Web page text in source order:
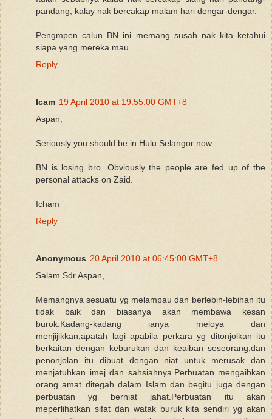
pandang, kalay nak bercakap malam hari dengar-dengar.
Pengmpen calun BN ini memang susah nak kita ketahui
siapa yang mereka mau.
Reply
Icam 19 April 2010 at 19:55:00 GMT+8
Aspan,
Seriously you should be in Hulu Selangor now.
BN is losing bro. Obviously the people are fed up of the
personal attacks on Zaid.
Icham
Reply
Anonymous 20 April 2010 at 06:45:00 GMT+8
Salam Sdr Aspan,
Memangnya sesuatu yg melampau dan berlebih-lebihan itu
tidak baik dan biasanya akan membawa kesan
burok.Kadang-kadang ianya meloya dan
menjijikkan,apatah lagi apabila perkara yg ditonjolkan itu
berkaitan dengan keburukan dan keaiban seseorang,dan
penonjolan itu dibuat dengan niat untuk merusak dan
menjatuhkan imej dan sahsiahnya.Perbuatan mengaibkan
orang amat ditegah dalam Islam dan begitu juga dengan
perbuatan yg berniat jahat.Perbuatan itu akan
meperlihatkan sifat dan watak buruk kita sendiri yg akan